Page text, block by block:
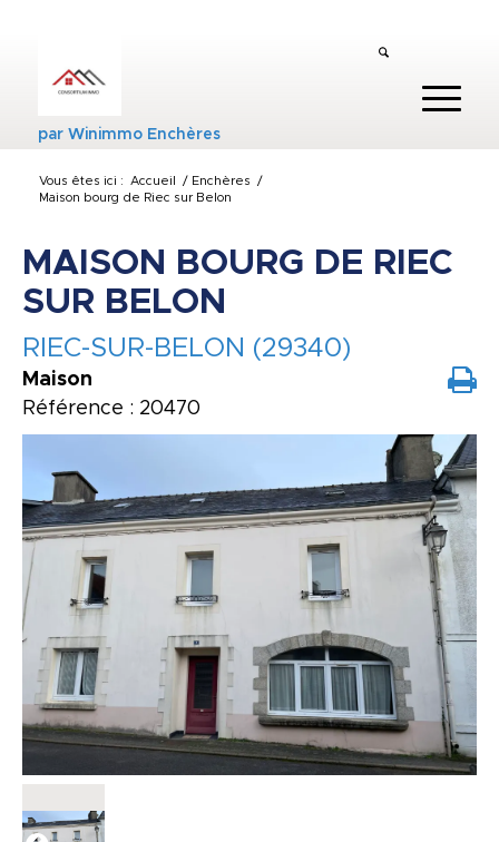
parWinimmo Enchères
Vous êtes ici : Accueil / Enchères
/
Maison bourg de Riec sur Belon
MAISON BOURG DE RIEC
SUR BELON
RIEC-SUR-BELON (29340)
Maison
Référence : 20470